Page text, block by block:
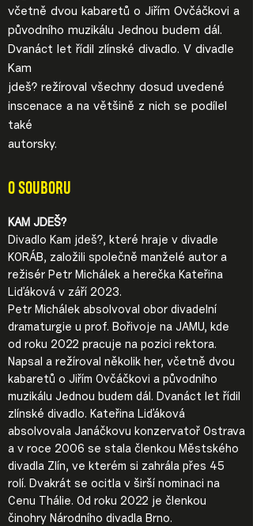
včetně dvou kabaretů o Jiřím Ovčáčkovi a
původního muzikálu Jednou budem dál.
Dvanáct let řídil zlínské divadlo. V divadle
Kam
jdeš? režíroval všechny dosud uvedené
inscenace a na většině z nich se podílel
také
autorsky.
O SOUBORU
KAM JDEŠ?
Divadlo Kam jdeš?, které hraje v divadle
KORÁB, založili společně manželé autor a
režisér Petr Michálek a herečka Kateřina
Liďáková v září 2023.
Petr Michálek absolvoval obor divadelní
dramaturgie u prof. Bořivoje na JAMU, kde
od roku 2022 pracuje na pozici rektora.
Napsal a režíroval několik her, včetně dvou
kabaretů o Jiřím Ovčáčkovi a původního
muzikálu Jednou budem dál. Dvanáct let řídil
zlínské divadlo. Kateřina Liďáková
absolvovala Janáčkovu konzervatoř Ostrava
a v roce 2006 se stala členkou Městského
divadla Zlín, ve kterém si zahrála přes 45
rolí. Dvakrát se ocitla v širší nominaci na
Cenu Thálie. Od roku 2022 je členkou
činohry Národního divadla Brno.